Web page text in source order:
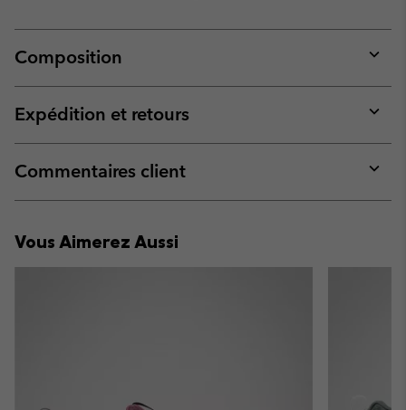
Composition
or
Expédition et retours
or
Commentaires client
or
Vous Aimerez Aussi